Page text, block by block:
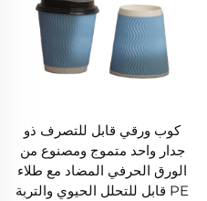
كوب ورقي قابل للتصرف ذو
جدار واحد متموج ومصنوع من
الورق الحرفي المضاد مع طلاء
PE قابل للتحلل الحيوي والتربة